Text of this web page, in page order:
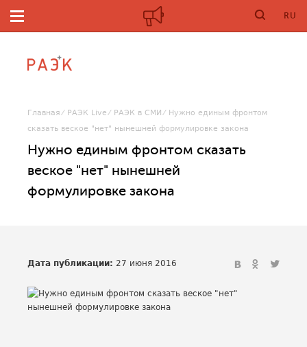
RU
Главная РАЭК Live РАЭК в СМИ
Нужно единым фронтом
сказать веское "нет" нынешней формулировке закона
Нужно единым фронтом сказать
веское "нет" нынешней
формулировке закона
Дата публикации: 27 июня 2016